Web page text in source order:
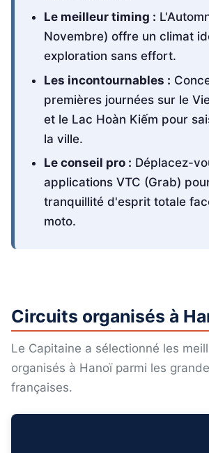
Le meilleur timing :
Novembre) offre un climat
exploration sans effort.
Les incontournables :
premières journées sur le
et le Lac Hoàn Kiếm pour
la ville.
Le conseil pro : Déplacez-
applications VTC (Grab)
tranquillité d'esprit totale
moto.
Circuits organisés à
Le Capitaine a sélectionné les
organisés à Hanoï parmi les
françaises.